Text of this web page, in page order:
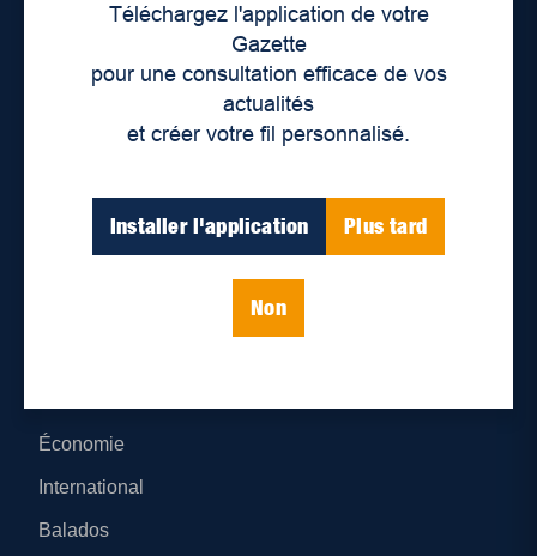
Téléchargez l'application de votre
Gazette
pour une consultation efficace de vos
actualités
et créer votre fil personnalisé.
Installer l'application Plus tard
Non
Lieux de distribution
Économie
International
Balados